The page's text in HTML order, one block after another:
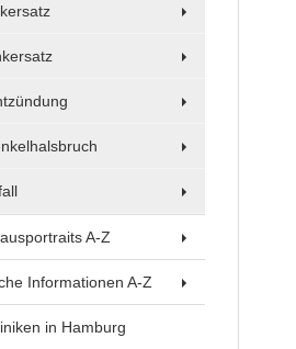
A-Z
Informationen A-Z
in Hamburg
Cookies gesetzt.